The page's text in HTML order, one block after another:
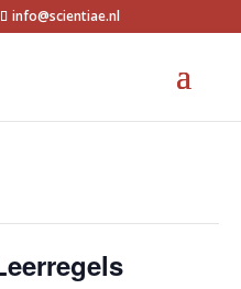
info@scientiae.nl